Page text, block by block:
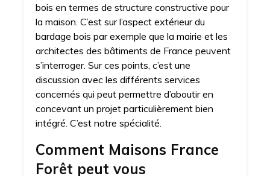
bois en termes de structure constructive pour
la maison. C’est sur l’aspect extérieur du
bardage bois par exemple que la mairie et les
architectes des bâtiments de France peuvent
s’interroger. Sur ces points, c’est une
discussion avec les différents services
concernés qui peut permettre d’aboutir en
concevant un projet particulièrement bien
intégré. C’est notre spécialité.
Comment Maisons France
Forêt peut vous